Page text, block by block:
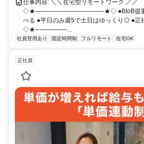
仕事内容: ＼＼在宅型リモートワーク ／／
◇★───────────────★◇ ●BtoB提案
べる ●平日のみ週5で土日はゆっくり◎ ●正
◇★───────...
社員登用あり 固定時間制 フルリモート 在宅OK
正社員